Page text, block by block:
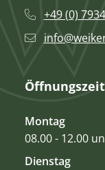
+49 (0)
Montag
08.00 - 12.00
Dienstag